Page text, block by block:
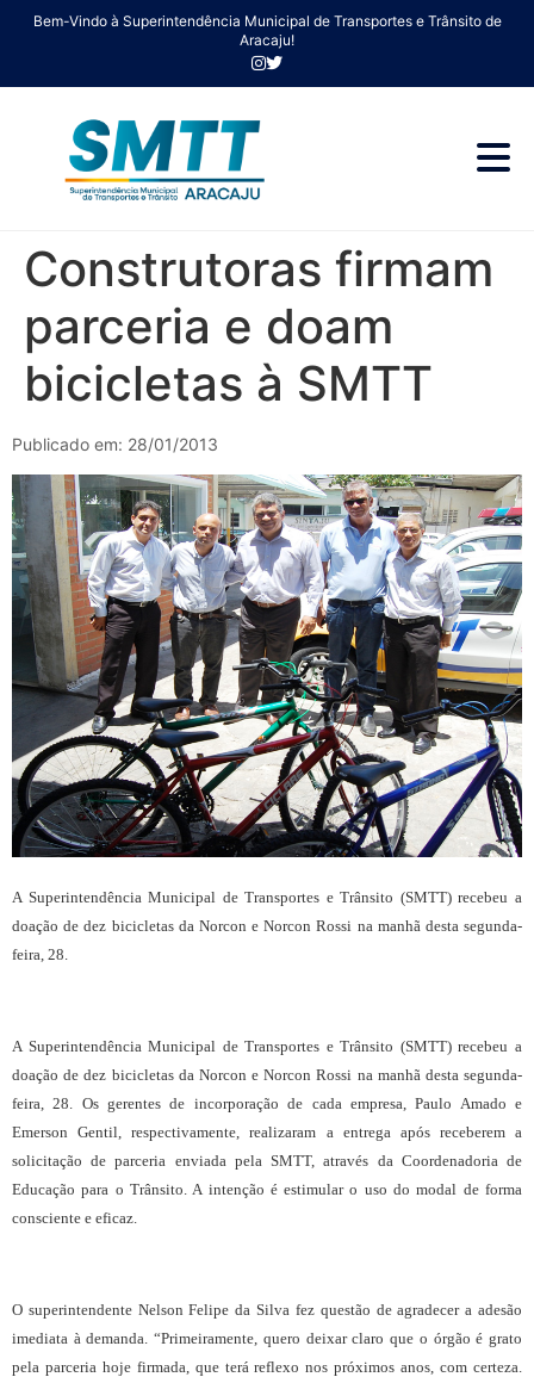
Bem-Vindo à Superintendência Municipal de Transportes e Trânsito de
Aracaju!
Construtoras firmam
parceria e doam
bicicletas à SMTT
Publicado em: 28/01/2013
A Superintendência Municipal de Transportes e Trânsito (SMTT) recebeu a
doação de dez bicicletas da Norcon e Norcon Rossi na manhã desta segunda-
feira, 28.
A Superintendência Municipal de Transportes e Trânsito (SMTT) recebeu a
doação de dez bicicletas da Norcon e Norcon Rossi na manhã desta segunda-
feira, 28. Os gerentes de incorporação de cada empresa, Paulo Amado e
Emerson Gentil, respectivamente, realizaram a entrega após receberem a
solicitação de parceria enviada pela SMTT, através da Coordenadoria de
Educação para o Trânsito. A intenção é estimular o uso do modal de forma
consciente e eficaz.
O superintendente Nelson Felipe da Silva fez questão de agradecer a adesão
imediata à demanda. “Primeiramente, quero deixar claro que o órgão é grato
pela parceria hoje firmada, que terá reflexo nos próximos anos, com certeza.